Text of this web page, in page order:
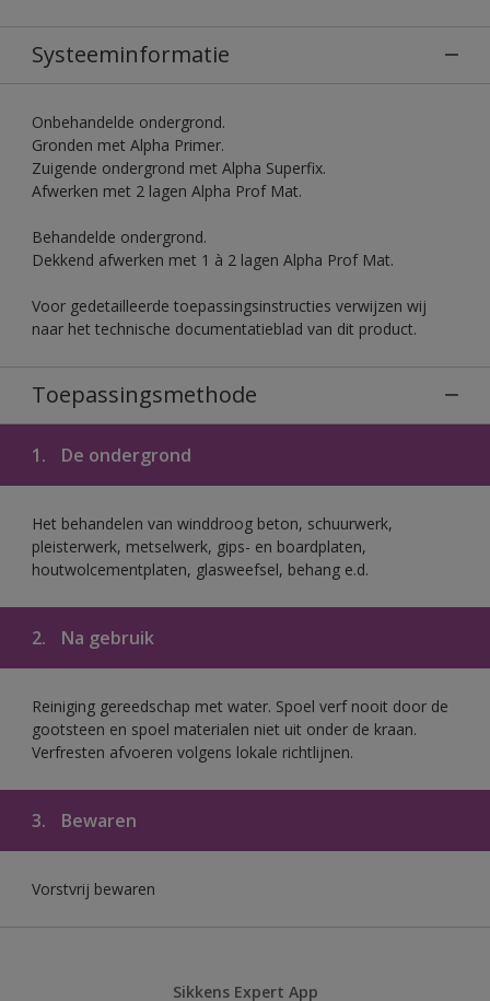
Systeeminformatie
Onbehandelde ondergrond.
Gronden met Alpha Primer.
Zuigende ondergrond met Alpha Superfix.
Afwerken met 2 lagen Alpha Prof Mat.
Behandelde ondergrond.
Dekkend afwerken met 1 à 2 lagen Alpha Prof Mat.
Voor gedetailleerde toepassingsinstructies verwijzen wij
naar het technische documentatieblad van dit product.
Toepassingsmethode
1. De ondergrond
Het behandelen van winddroog beton, schuurwerk,
pleisterwerk, metselwerk, gips- en boardplaten,
houtwolcementplaten, glasweefsel, behang e.d.
2. Na gebruik
Reiniging gereedschap met water. Spoel verf nooit door de
gootsteen en spoel materialen niet uit onder de kraan.
Verfresten afvoeren volgens lokale richtlijnen.
3. Bewaren
Vorstvrij bewaren
Sikkens Expert App